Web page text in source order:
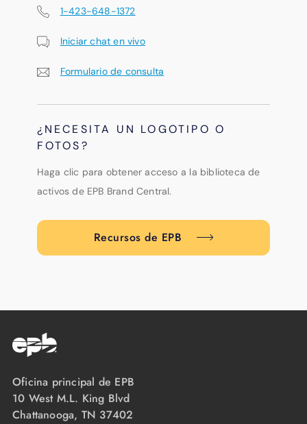
1-423-648-1372
Iniciar chat en vivo
Formulario de consulta
¿NECESITA UN LOGOTIPO O
FOTOS?
Haga clic para obtener acceso a la biblioteca de
activos de EPB Brand Central.
Recursos de EPB
Oficina principal de EPB
10 West M.L. King Blvd
Chattanooga, TN 37402